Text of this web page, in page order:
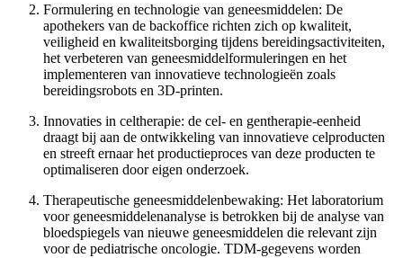
Formulering en technologie van geneesmiddelen: De
apothekers van de backoffice richten zich op kwaliteit,
veiligheid en kwaliteitsborging tijdens bereidingsactiviteiten,
het verbeteren van geneesmiddelformuleringen en het
implementeren van innovatieve technologieën zoals
bereidingsrobots en 3D-printen.
Innovaties in celtherapie: de cel- en gentherapie-eenheid
draagt bij aan de ontwikkeling van innovatieve celproducten
en streeft ernaar het productieproces van deze producten te
optimaliseren door eigen onderzoek.
Therapeutische geneesmiddelenbewaking: Het laboratorium
voor geneesmiddelenanalyse is betrokken bij de analyse van
bloedspiegels van nieuwe geneesmiddelen die relevant zijn
voor de pediatrische oncologie. TDM-gegevens worden